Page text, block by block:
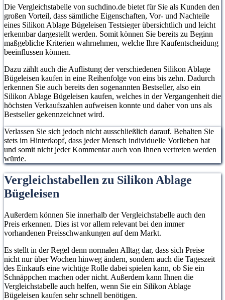
Die Vergleichstabelle von suchdino.de bietet für Sie als Kunden den
großen Vorteil, dass sämtliche Eigenschaften, Vor- und Nachteile
eines Silikon Ablage Bügeleisen Testsieger übersichtlich und leicht
erkennbar dargestellt werden. Somit können Sie bereits zu Beginn
maßgebliche Kriterien wahrnehmen, welche Ihre Kaufentscheidung
beeinflussen können.
Dazu zählt auch die Auflistung der verschiedenen Silikon Ablage
Bügeleisen kaufen in eine Reihenfolge von eins bis zehn. Dadurch
erkennen Sie auch bereits den sogenannten Bestseller, also ein
Silikon Ablage Bügeleisen kaufen, welches in der Vergangenheit die
höchsten Verkaufszahlen aufweisen konnte und daher von uns als
Bestseller gekennzeichnet wird.
Verlassen Sie sich jedoch nicht ausschließlich darauf. Behalten Sie
stets im Hinterkopf, dass jeder Mensch individuelle Vorlieben hat
und somit nicht jeder Kommentar auch von Ihnen vertreten werden
würde.
Vergleichstabellen zu Silikon Ablage
Bügeleisen
Außerdem können Sie innerhalb der Vergleichstabelle auch den
Preis erkennen. Dies ist vor allem relevant bei den immer
vorhandenen Preisschwankungen auf dem Markt.
Es stellt in der Regel denn normalen Alltag dar, dass sich Preise
nicht nur über Wochen hinweg ändern, sondern auch die Tageszeit
des Einkaufs eine wichtige Rolle dabei spielen kann, ob Sie ein
Schnäppchen machen oder nicht. Außerdem kann Ihnen die
Vergleichstabelle auch helfen, wenn Sie ein Silikon Ablage
Bügeleisen kaufen sehr schnell benötigen.